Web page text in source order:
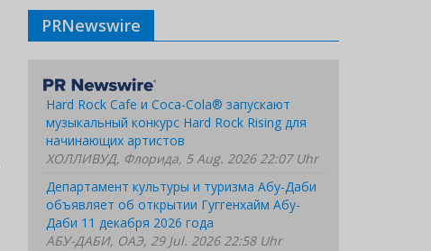
PRNewswire
Hard Rock Cafe и Coca-Cola® запускают
музыкальный конкурс Hard Rock Rising для
начинающих артистов
ХОЛЛИВУД, Флорида, 5 Aug. 2026 22:07 Uhr
Департамент культуры и туризма Абу-Даби
объявляет об открытии Гуггенхайм Абу-
Даби 11 декабря 2026 года
АБУ-ДАБИ, ОАЭ, 29 Jul. 2026 22:58 Uhr